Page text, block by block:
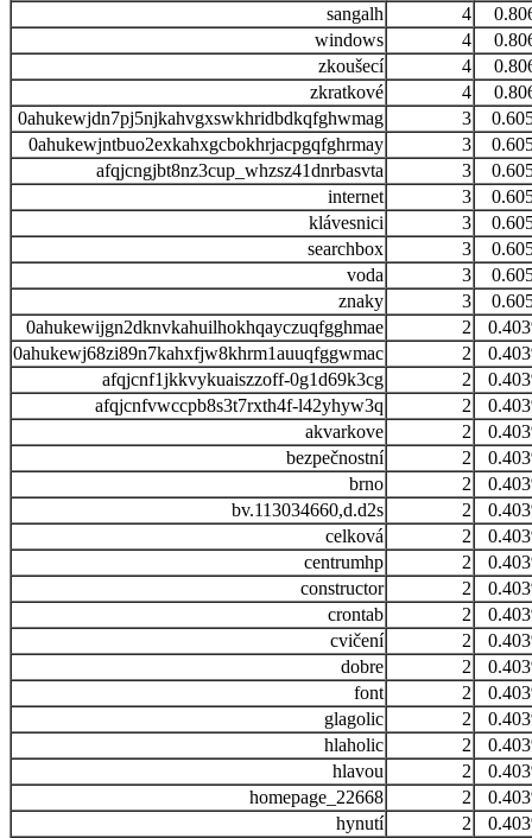
sangalh
4
windows
4
zkoušecí
4
zkratkové
4
0ahukewjdn7pj5njkahvgxswkhridbdkqfghwmag
3
0ahukewjntbuo2exkahxgcbokhrjacpgqfghrmay
3
afqjcngjbt8nz3cup_whzsz41dnrbasvta
3
internet
3
klávesnici
3
searchbox
3
voda
3
znaky
3
0ahukewijgn2dknvkahuilhokhqayczuqfgghmae
2
0ahukewj68zi89n7kahxfjw8khrm1auuqfggwmac
2
afqjcnf1jkkvykuaiszzoff-0g1d69k3cg
2
afqjcnfvwccpb8s3t7rxth4f-l42yhyw3q
2
akvarkove
2
bezpečnostní
2
brno
2
bv.113034660,d.d2s
2
celková
2
centrumhp
2
constructor
2
crontab
2
cvičení
2
dobre
2
font
2
glagolic
2
hlaholic
2
hlavou
2
homepage_22668
2
hynutí
2